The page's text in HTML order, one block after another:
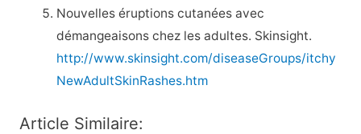
Nouvelles éruptions cutanées avec
démangeaisons chez les adultes. Skinsight.
http://www.skinsight.com/diseaseGroups/itchy
NewAdultSkinRashes.htm
Article Similaire: